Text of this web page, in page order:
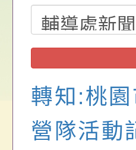
列講座
辦理「
前教育
置課程
畫」一
請，請
公告:桃
施問答集
轉知:桃
減碳存
桃園市
年度祖
祝活動
轉知有
員退休
轉知:桃
營隊活動